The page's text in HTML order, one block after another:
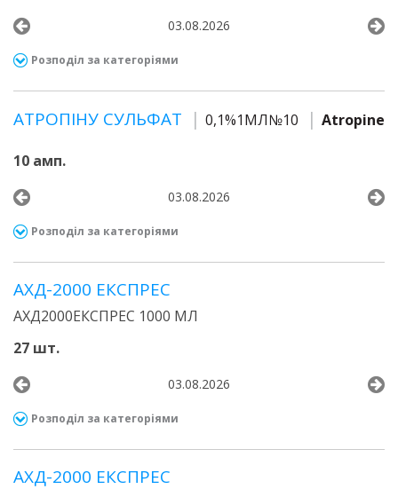
03.08.2026
Розподіл за категоріями
АТРОПІНУ СУЛЬФАТ 0,1%1МЛ№10 Atropine
10 амп.
03.08.2026
Розподіл за категоріями
АХД-2000 ЕКСПРЕС
АХД2000ЕКСПРЕС 1000 МЛ
27 шт.
03.08.2026
Розподіл за категоріями
АХД-2000 ЕКСПРЕС